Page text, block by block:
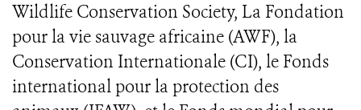
Wildlife Conservation Society, La Fondation
pour la vie sauvage africaine (AWF), la
Conservation Internationale (CI), le Fonds
international pour la protection des